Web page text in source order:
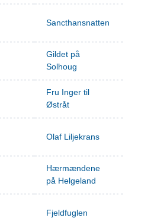
Sancthansnatten
Gildet på
Solhoug
Fru Inger til
Østråt
Olaf Liljekrans
Hærmændene
på Helgeland
Fjeldfuglen